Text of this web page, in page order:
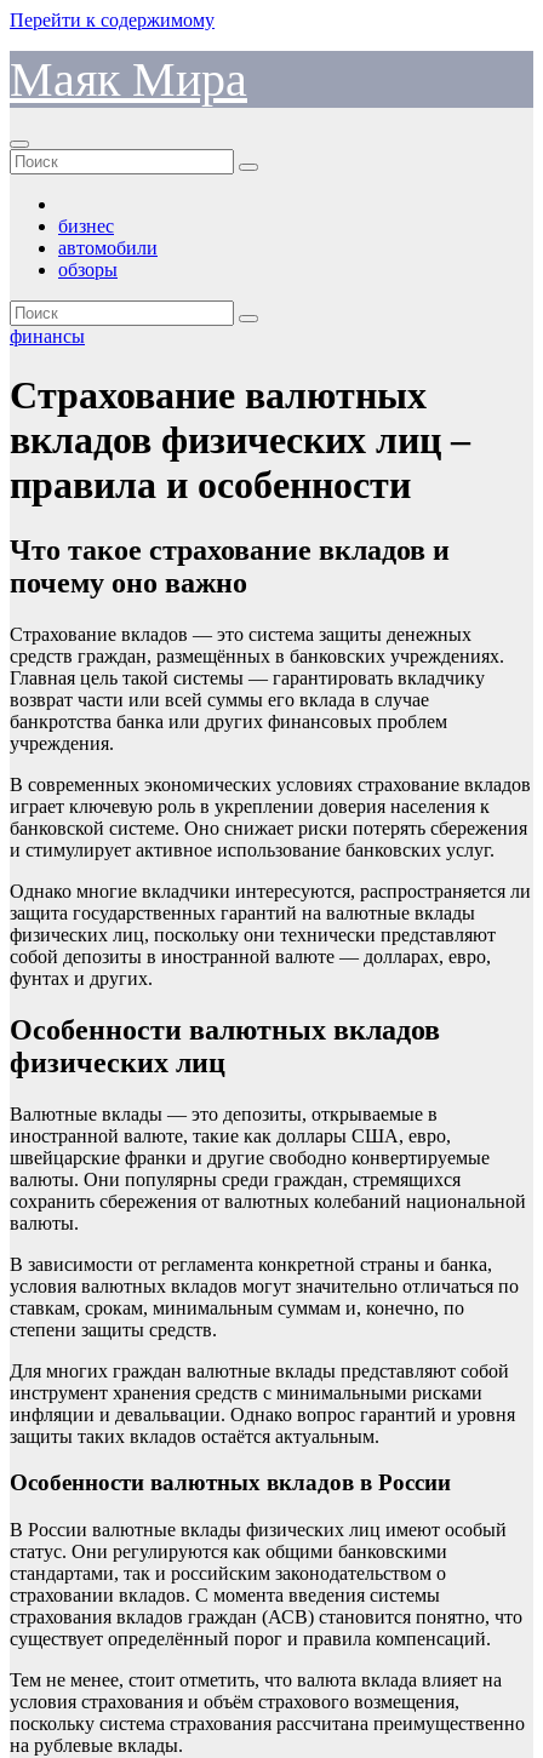
Перейти к содержимому
Маяк Мира
бизнес
автомобили
обзоры
финансы
Страхование валютных
вкладов физических лиц –
правила и особенности
Что такое страхование вкладов и
почему оно важно
Страхование вкладов — это система защиты денежных
средств граждан, размещённых в банковских учреждениях.
Главная цель такой системы — гарантировать вкладчику
возврат части или всей суммы его вклада в случае
банкротства банка или других финансовых проблем
учреждения.
В современных экономических условиях страхование вкладов
играет ключевую роль в укреплении доверия населения к
банковской системе. Оно снижает риски потерять сбережения
и стимулирует активное использование банковских услуг.
Однако многие вкладчики интересуются, распространяется ли
защита государственных гарантий на валютные вклады
физических лиц, поскольку они технически представляют
собой депозиты в иностранной валюте — долларах, евро,
фунтах и других.
Особенности валютных вкладов
физических лиц
Валютные вклады — это депозиты, открываемые в
иностранной валюте, такие как доллары США, евро,
швейцарские франки и другие свободно конвертируемые
валюты. Они популярны среди граждан, стремящихся
сохранить сбережения от валютных колебаний национальной
валюты.
В зависимости от регламента конкретной страны и банка,
условия валютных вкладов могут значительно отличаться по
ставкам, срокам, минимальным суммам и, конечно, по
степени защиты средств.
Для многих граждан валютные вклады представляют собой
инструмент хранения средств с минимальными рисками
инфляции и девальвации. Однако вопрос гарантий и уровня
защиты таких вкладов остаётся актуальным.
Особенности валютных вкладов в России
В России валютные вклады физических лиц имеют особый
статус. Они регулируются как общими банковскими
стандартами, так и российским законодательством о
страховании вкладов. С момента введения системы
страхования вкладов граждан (АСВ) становится понятно, что
существует определённый порог и правила компенсаций.
Тем не менее, стоит отметить, что валюта вклада влияет на
условия страхования и объём страхового возмещения,
поскольку система страхования рассчитана преимущественно
на рублевые вклады.